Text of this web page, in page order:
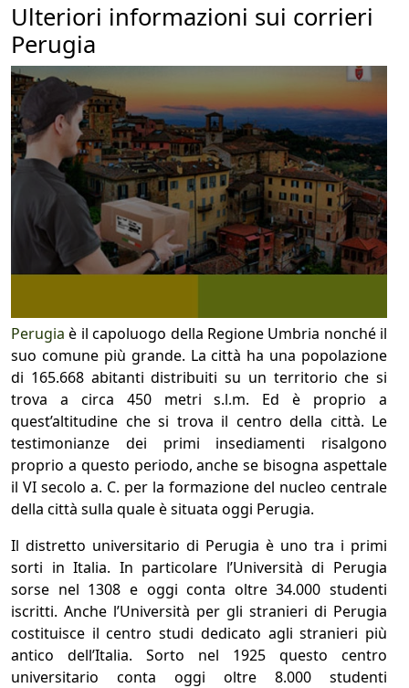
Ulteriori informazioni sui corrieri
Perugia
Perugia è il capoluogo della Regione Umbria nonché il
suo comune più grande. La città ha una popolazione
di 165.668 abitanti distribuiti su un territorio che si
trova a circa 450 metri s.l.m. Ed è proprio a
quest’altitudine che si trova il centro della città. Le
testimonianze dei primi insediamenti risalgono
proprio a questo periodo, anche se bisogna aspettale
il VI secolo a. C. per la formazione del nucleo centrale
della città sulla quale è situata oggi Perugia.
Il distretto universitario di Perugia è uno tra i primi
sorti in Italia. In particolare l’Università di Perugia
sorse nel 1308 e oggi conta oltre 34.000 studenti
iscritti. Anche l’Università per gli stranieri di Perugia
costituisce il centro studi dedicato agli stranieri più
antico dell’Italia. Sorto nel 1925 questo centro
universitario conta oggi oltre 8.000 studenti